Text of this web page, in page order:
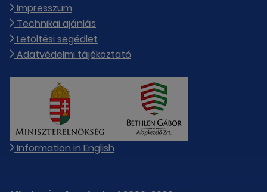
Impresszum
Technikai ajánlás
Letöltési segédlet
Adatvédelmi tájékoztató
Information in English